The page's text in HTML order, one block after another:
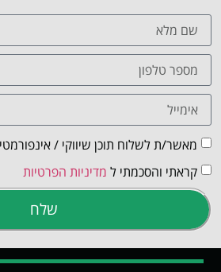
מאשר/ת לשלוח תוכן שיווקי /
קראתי והסכמתי ל מדיניות הפרטיות
שלח